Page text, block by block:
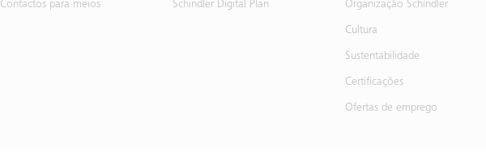
Contactos para meios Schindler Digital Plan Organização Schindler
Cultura
Sustentabilidade
Certificações
Ofertas de emprego